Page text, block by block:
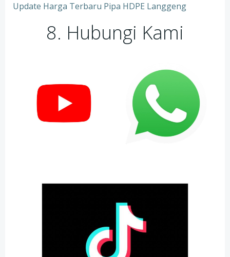
Update Harga Terbaru Pipa HDPE Langgeng
8. Hubungi Kami